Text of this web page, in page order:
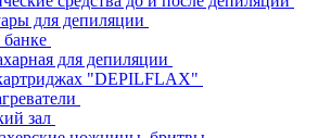
для депиляции
для депиляции
"DEPILFLAX"
зал